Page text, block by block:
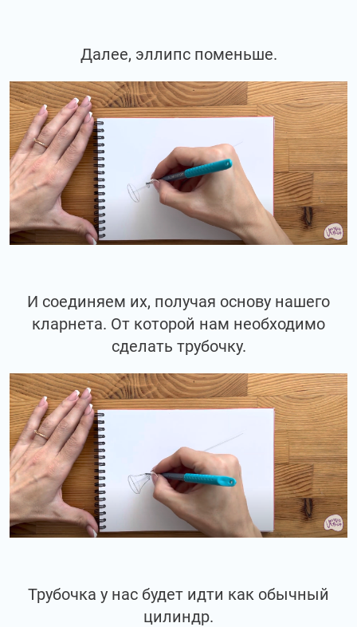
Далее, эллипс поменьше.
И соединяем их, получая основу нашего
кларнета. От которой нам необходимо
сделать трубочку.
Трубочка у нас будет идти как обычный
цилиндр.